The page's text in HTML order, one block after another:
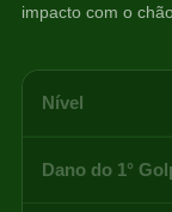
impacto com o
Nível
Dano do 1°